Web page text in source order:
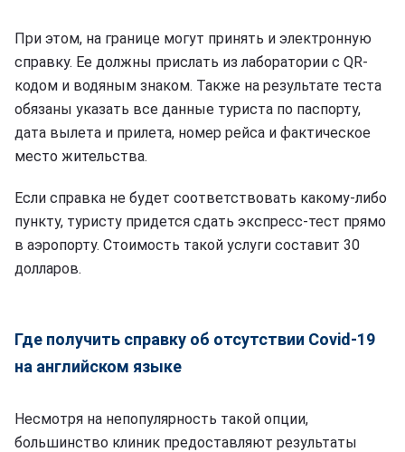
При этом, на границе могут принять и электронную
справку. Ее должны прислать из лаборатории с QR-
кодом и водяным знаком. Также на результате теста
обязаны указать все данные туриста по паспорту,
дата вылета и прилета, номер рейса и фактическое
место жительства.
Если справка не будет соответствовать какому-либо
пункту, туристу придется сдать экспресс-тест прямо
в аэропорту. Стоимость такой услуги составит 30
долларов.
Где получить справку об отсутствии Covid-19
на английском языке
Несмотря на непопулярность такой опции,
большинство клиник предоставляют результаты